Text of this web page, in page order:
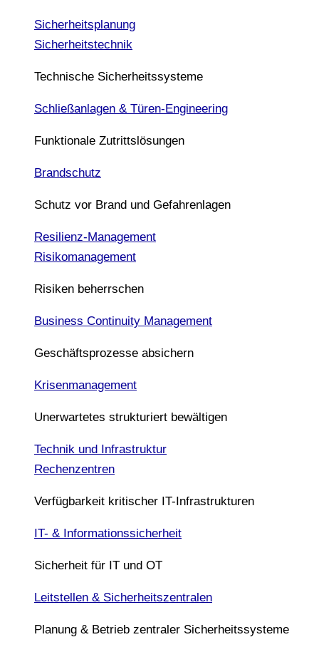
Sicherheitsplanung
Sicherheitstechnik
Technische Sicherheitssysteme
Schließanlagen & Türen-Engineering
Funktionale Zutrittslösungen
Brandschutz
Schutz vor Brand und Gefahrenlagen
Resilienz-Management
Risikomanagement
Risiken beherrschen
Business Continuity Management
Geschäftsprozesse absichern
Krisenmanagement
Unerwartetes strukturiert bewältigen
Technik und Infrastruktur
Rechenzentren
Verfügbarkeit kritischer IT-Infrastrukturen
IT- & Informationssicherheit
Sicherheit für IT und OT
Leitstellen & Sicherheitszentralen
Planung & Betrieb zentraler Sicherheitssysteme